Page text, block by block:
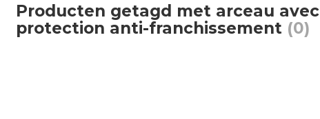
Producten getagd met arceau avec
protection anti-franchissement (0)